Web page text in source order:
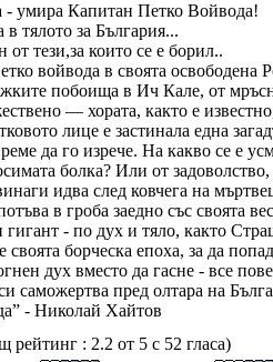
- умира Капитан Петко Войвода!
тялото за България...
тези,за които се е борил..
войвода в своята
побоища в Ич Кале, от
— хората, както е
лице е застинала една
да го изрече. На какво се е
болка? Или от
идва след ковчега на
в гроба заедно със своята
гигант - по дух и тяло, както
своята борческа епоха, за да
дух вместо да гасне - все
саможертва пред олтара на
- Николай Хайтов
рейтинг : 2.2 от 5 с 52 гласа)